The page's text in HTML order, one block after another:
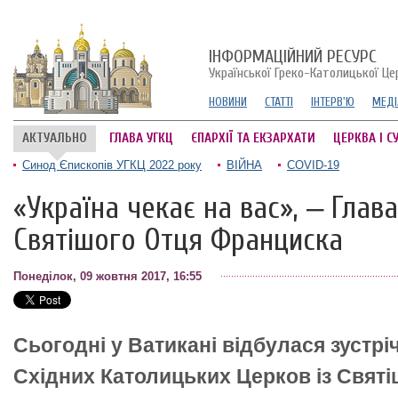
ІНФОРМАЦІЙНИЙ РЕСУРС
Української Греко-Католицької
НОВИНИ СТАТТІ ІНТЕРВ'Ю
АКТУАЛЬНО ГЛАВА УГКЦ ЄПАРХІЇ ТА ЕКЗАРХАТИ ЦЕРКВА І
Синод Єпископів УГКЦ 2022 року ВІЙНА COVID-19
«Україна чекає на вас», ‒
Святішого Отця Франциска
Понеділок, 09 жовтня 2017, 16:55
Сьогодні у Ватикані відбулася
Східних Католицьких Церков із